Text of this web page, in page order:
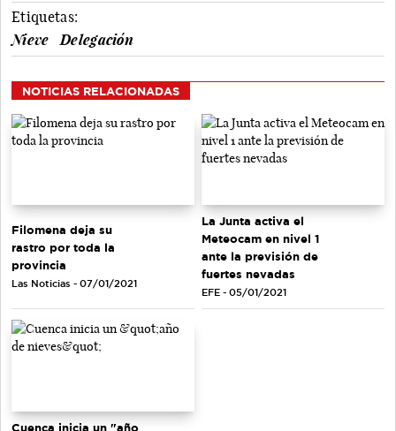
Etiquetas:
Nieve
Delegación
NOTICIAS RELACIONADAS
Filomena deja su
rastro por toda la
provincia
Las Noticias - 07/01/2021
La Junta activa el
Meteocam en nivel 1
ante la previsión de
fuertes nevadas
EFE - 05/01/2021
Cuenca inicia un "año